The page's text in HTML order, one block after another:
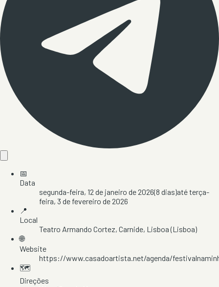
📅
Data
segunda-feira, 12 de janeiro de 2026(8 dias)atéterça-
feira, 3 de fevereiro de 2026
📍
Local
Teatro Armando Cortez, Carnide, Lisboa(Lisboa)
🌐
Website
https://www.casadoartista.net/agenda/
🗺️
Direções